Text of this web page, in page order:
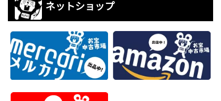
ネットショップ